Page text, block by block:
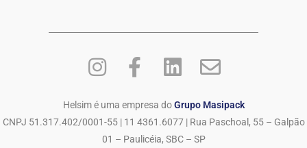
Helsim é uma empresa doGrupo Masipack
CNPJ 51.317.402/0001-55 | 11 4361.6077 | Rua Paschoal, 55 – Galpão
01 – Paulicéia, SBC – SP